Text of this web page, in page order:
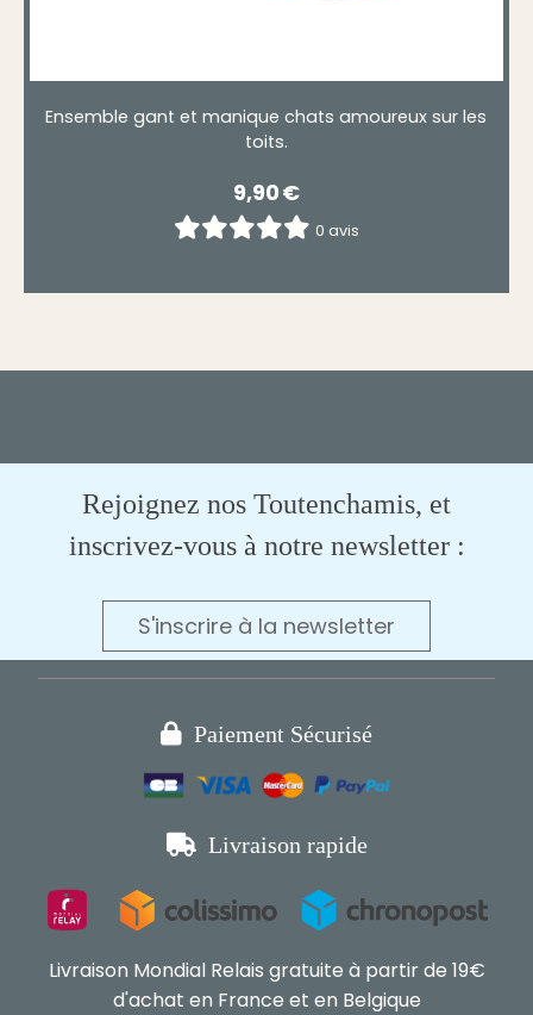
Ensemble gant et manique chats amoureux sur les
toits.
9,90€
0 avis
Rejoignez nos Toutenchamis, et
inscrivez-vous à notre newsletter :
S'inscrire à la newsletter
 Paiement Sécurisé
 Livraison rapide
Livraison Mondial Relais gratuite à partir de 19€
d'achat en France et en Belgique